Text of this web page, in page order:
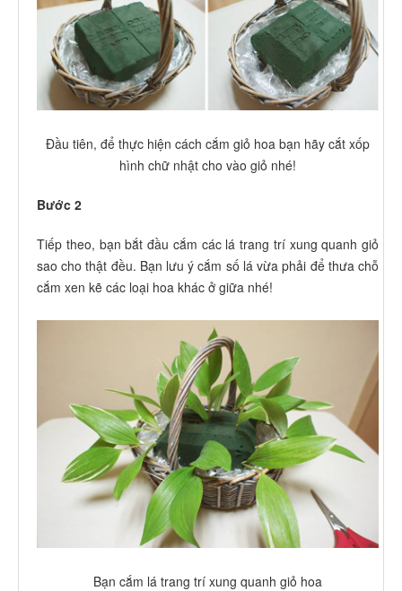
Đầu tiên, để thực hiện cách cắm giỏ hoa bạn hãy cắt xốp
hình chữ nhật cho vào giỏ nhé!
Bước 2
Tiếp theo, bạn bắt đầu cắm các lá trang trí xung quanh giỏ
sao cho thật đều. Bạn lưu ý cắm số lá vừa phải để thưa chỗ
cắm xen kẽ các loại hoa khác ở giữa nhé!
Bạn cắm lá trang trí xung quanh giỏ hoa